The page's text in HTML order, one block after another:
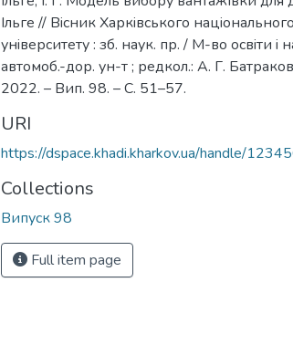
Ільге // Вiсник Харкiвського
унiверситету : зб. наук. пр. / М-во освiти i
автомоб.-дор. ун-т ; редкол.: А. Г.
2022. – Вип. 98. – С. 51–57.
URI
https://dspace.khadi.kharkov.ua/handle/
Collections
Випуск 98
Full item page